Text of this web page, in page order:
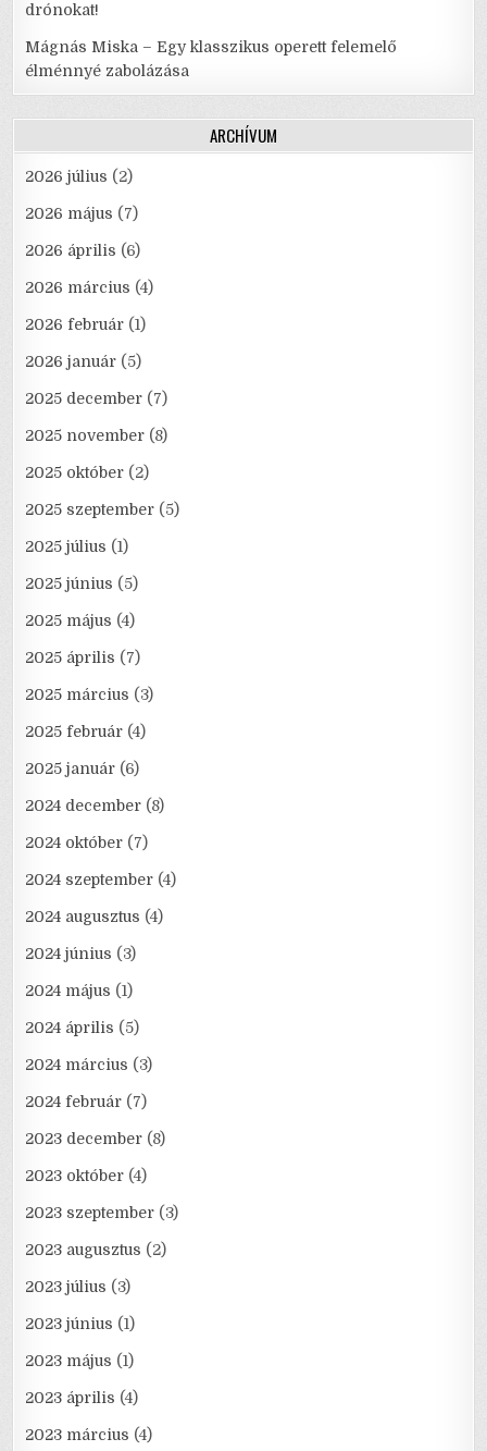
drónokat!
Mágnás Miska – Egy klasszikus operett felemelő
élménnyé zabolázása
ARCHÍVUM
2026 július (2)
2026 május (7)
2026 április (6)
2026 március (4)
2026 február (1)
2026 január (5)
2025 december (7)
2025 november (8)
2025 október (2)
2025 szeptember (5)
2025 július (1)
2025 június (5)
2025 május (4)
2025 április (7)
2025 március (3)
2025 február (4)
2025 január (6)
2024 december (8)
2024 október (7)
2024 szeptember (4)
2024 augusztus (4)
2024 június (3)
2024 május (1)
2024 április (5)
2024 március (3)
2024 február (7)
2023 december (8)
2023 október (4)
2023 szeptember (3)
2023 augusztus (2)
2023 július (3)
2023 június (1)
2023 május (1)
2023 április (4)
2023 március (4)